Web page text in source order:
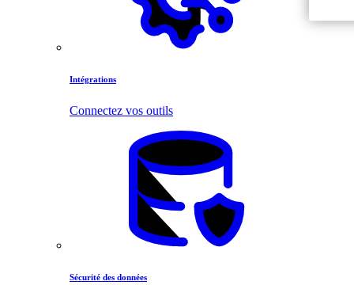
Intégrations
Connectez vos outils
Sécurité des données